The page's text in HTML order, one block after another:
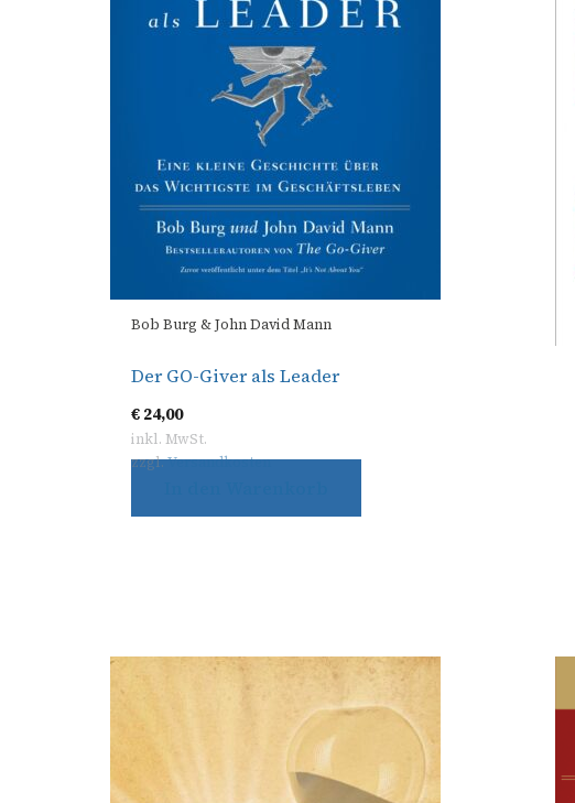
Bob Burg & John David Mann
Der GO-Giver als Leader
€ 24,00
inkl. MwSt.
zzgl.Versandkosten